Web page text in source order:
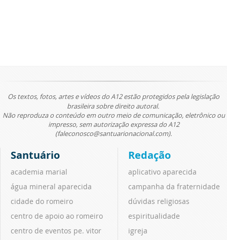
Os textos, fotos, artes e vídeos do A12 estão protegidos pela legislação
brasileira sobre direito autoral.
Não reproduza o conteúdo em outro meio de comunicação, eletrônico ou
impresso, sem autorização expressa do A12
(faleconosco@santuarionacional.com).
Santuário
academia marial
água mineral aparecida
cidade do romeiro
centro de apoio ao romeiro
centro de eventos pe. vitor
Redação
aplicativo aparecida
campanha da fraternidade
dúvidas religiosas
espiritualidade
igreja